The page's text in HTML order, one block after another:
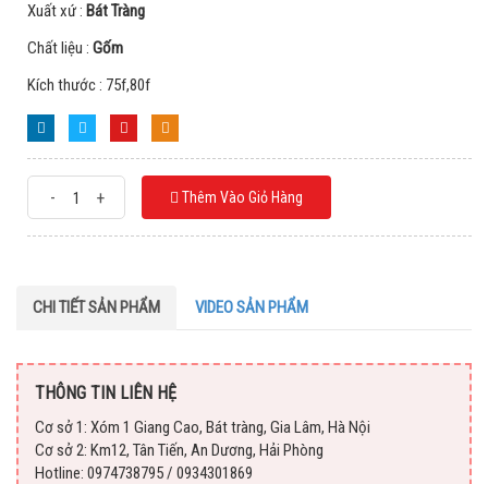
Xuất xứ : Bát Tràng
Chất liệu : Gốm
Kích thước : 75f,80f
- + Thêm Vào Giỏ Hàng
CHI TIẾT SẢN PHẨM VIDEO SẢN PHẨM
THÔNG TIN LIÊN HỆ
Cơ sở 1: Xóm 1 Giang Cao, Bát tràng, Gia Lâm, Hà Nội
Cơ sở 2: Km12, Tân Tiến, An Dương, Hải Phòng
Hotline: 0974738795 / 0934301869